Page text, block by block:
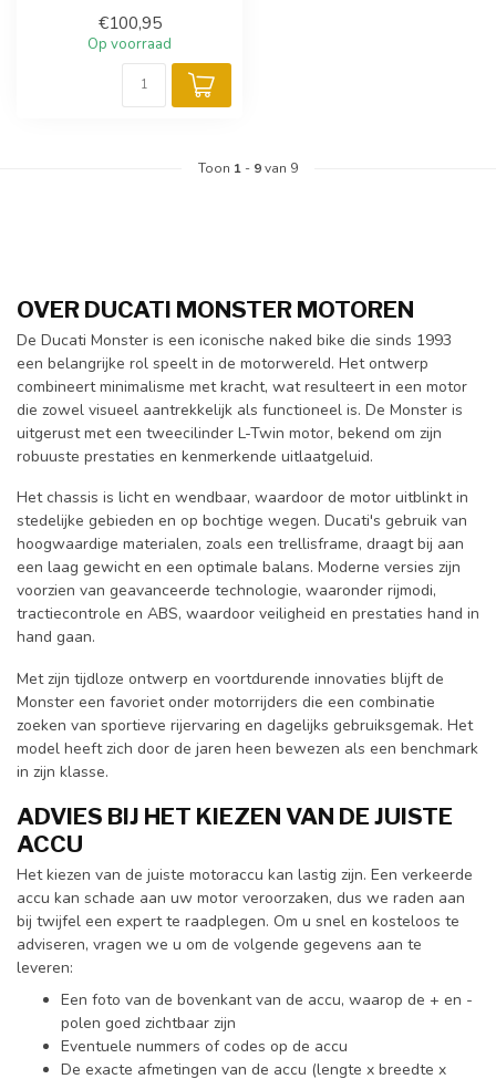
€100,95
Op voorraad
Toon 1 - 9van 9
OVER DUCATI MONSTER MOTOREN
De Ducati Monster is een iconische naked bike die sinds 1993
een belangrijke rol speelt in de motorwereld. Het ontwerp
combineert minimalisme met kracht, wat resulteert in een motor
die zowel visueel aantrekkelijk als functioneel is. De Monster is
uitgerust met een tweecilinder L-Twin motor, bekend om zijn
robuuste prestaties en kenmerkende uitlaatgeluid.
Het chassis is licht en wendbaar, waardoor de motor uitblinkt in
stedelijke gebieden en op bochtige wegen. Ducati's gebruik van
hoogwaardige materialen, zoals een trellisframe, draagt bij aan
een laag gewicht en een optimale balans. Moderne versies zijn
voorzien van geavanceerde technologie, waaronder rijmodi,
tractiecontrole en ABS, waardoor veiligheid en prestaties hand in
hand gaan.
Met zijn tijdloze ontwerp en voortdurende innovaties blijft de
Monster een favoriet onder motorrijders die een combinatie
zoeken van sportieve rijervaring en dagelijks gebruiksgemak. Het
model heeft zich door de jaren heen bewezen als een benchmark
in zijn klasse.
ADVIES BIJ HET KIEZEN VAN DE JUISTE
ACCU
Het kiezen van de juiste motoraccu kan lastig zijn. Een verkeerde
accu kan schade aan uw motor veroorzaken, dus we raden aan
bij twijfel een expert te raadplegen. Om u snel en kosteloos te
adviseren, vragen we u om de volgende gegevens aan te
leveren:
Een foto van de bovenkant van de accu, waarop de + en -
polen goed zichtbaar zijn
Eventuele nummers of codes op de accu
De exacte afmetingen van de accu (lengte x breedte x